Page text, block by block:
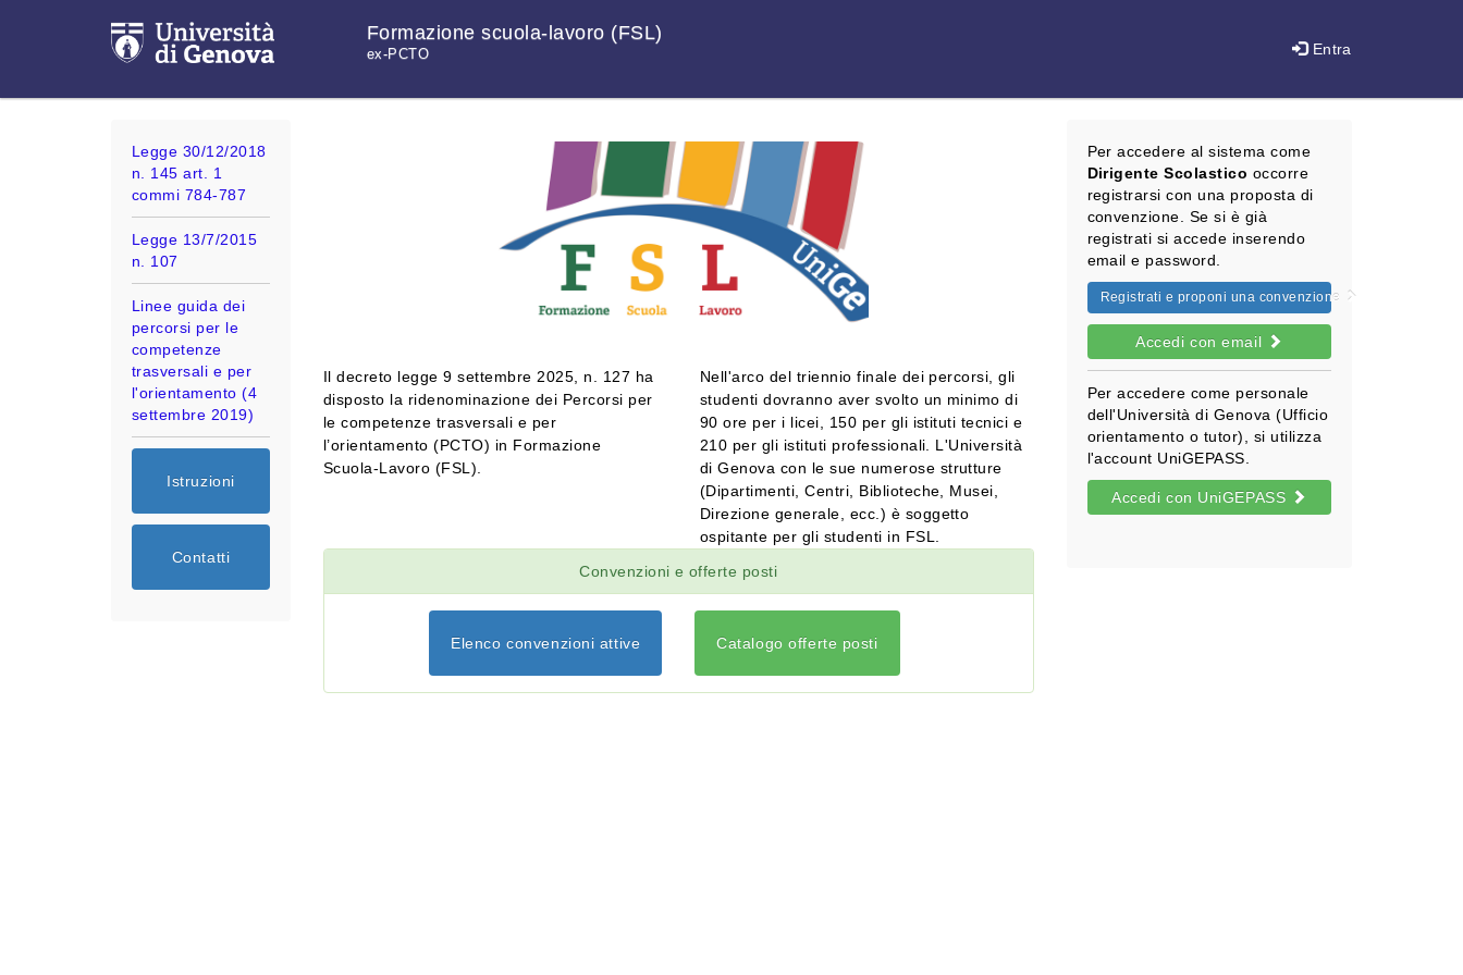
Formazione scuola-lavoro (FSL)
ex-PCTO Entra
Il decreto legge 9 settembre 2025, n. 127 ha
disposto la ridenominazione dei Percorsi per
le competenze trasversali e per
l’orientamento (PCTO) in Formazione
Scuola-Lavoro (FSL).
Nell'arco del triennio finale dei percorsi, gli
studenti dovranno aver svolto un minimo di
90 ore per i licei, 150 per gli istituti tecnici e
210 per gli istituti professionali. L'Università
di Genova con le sue numerose strutture
(Dipartimenti, Centri, Biblioteche, Musei,
Direzione generale, ecc.) è soggetto
ospitante per gli studenti in FSL.
Convenzioni e offerte posti
Elenco convenzioni attive Catalogo offerte posti
Per accedere al sistema come
Dirigente Scolastico occorre
registrarsi con una proposta di
convenzione. Se si è già
registrati si accede inserendo
email e password.
Registrati e proponi una convenzione
Accedi con email
Per accedere come personale
dell'Università di Genova (Ufficio
orientamento o tutor), si utilizza
l'account UniGEPASS.
Accedi con UniGEPASS
Legge 30/12/2018
n. 145 art. 1
commi 784-787
Legge 13/7/2015
n. 107
Linee guida dei
percorsi per le
competenze
trasversali e per
l'orientamento (4
settembre 2019)
Istruzioni
Contatti